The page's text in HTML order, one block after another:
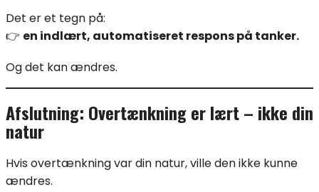
Det er et tegn på:
👉 en indlært, automatiseret respons på tanker.
Og det kan ændres.
Afslutning: Overtænkning er lært – ikke din
natur
Hvis overtænkning var din natur, ville den ikke kunne
ændres.